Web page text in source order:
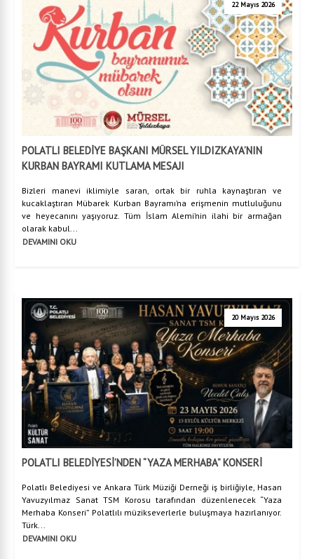
22 Mayıs 2026
POLATLI BELEDİYE BAŞKANI MÜRSEL YILDIZKAYA’NIN
KURBAN BAYRAMI KUTLAMA MESAJI
Bizleri manevi iklimiyle saran, ortak bir ruhla kaynaştıran ve
kucaklaştıran Mübarek Kurban Bayramı’na erişmenin mutluluğunu
ve heyecanını yaşıyoruz. Tüm İslam Alemi’nin ilahi bir armağan
olarak kabul...
DEVAMINI OKU
20 Mayıs 2026
POLATLI BELEDİYESİ’NDEN “YAZA MERHABA” KONSERİ
Polatlı Belediyesi ve Ankara Türk Müziği Derneği iş birliğiyle, Hasan
Yavuzyılmaz Sanat TSM Korosu tarafından düzenlenecek “Yaza
Merhaba Konseri” Polatlılı müzikseverlerle buluşmaya hazırlanıyor.
Türk...
DEVAMINI OKU